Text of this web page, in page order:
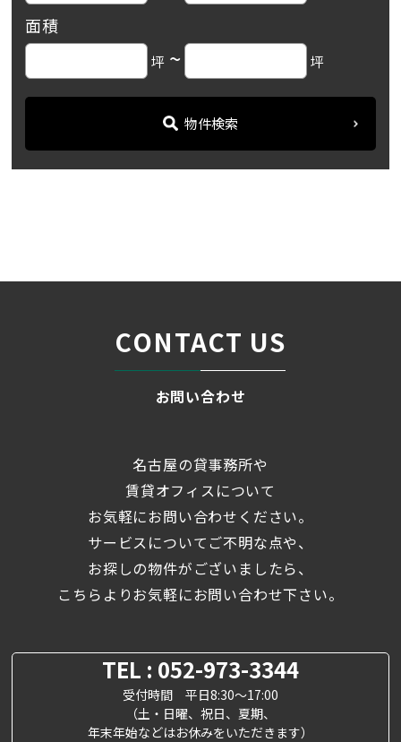
面積
坪 ~ 坪
物件検索
CONTACT US
お問い合わせ
名古屋の貸事務所や
賃貸オフィスについて
お気軽にお問い合わせください。
サービスについてご不明な点や、
お探しの物件がございましたら、
こちらよりお気軽にお問い合わせ下さい。
TEL : 052-973-3344
受付時間 平日8:30～17:00
（土・日曜、祝日、夏期、
年末年始などはお休みをいただきます）